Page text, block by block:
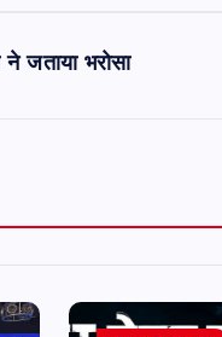
ने जताया भरोसा